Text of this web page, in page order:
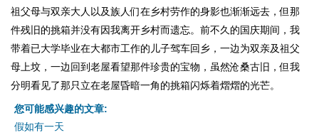
祖父母与双亲大人以及族人们在乡村劳作的身影也渐渐远去，但那
件残旧的挑箱并没有因我离开乡村而遗忘。前不久的国庆期间，我
带着已大学毕业在大都市工作的儿子驾车回乡，一边为双亲及祖父
母上坟，一边回到老屋看望那件珍贵的宝物，虽然沧桑古旧，但我
分明看见了那只立在老屋昏暗一角的挑箱闪烁着熠熠的光芒。
您可能感兴趣的文章:
假如有一天